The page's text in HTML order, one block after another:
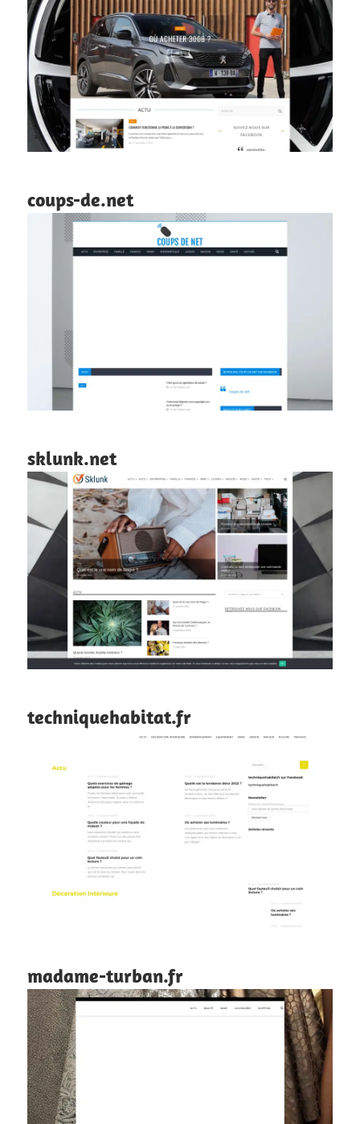
coups-de.net
sklunk.net
techniquehabitat.fr
madame-turban.fr